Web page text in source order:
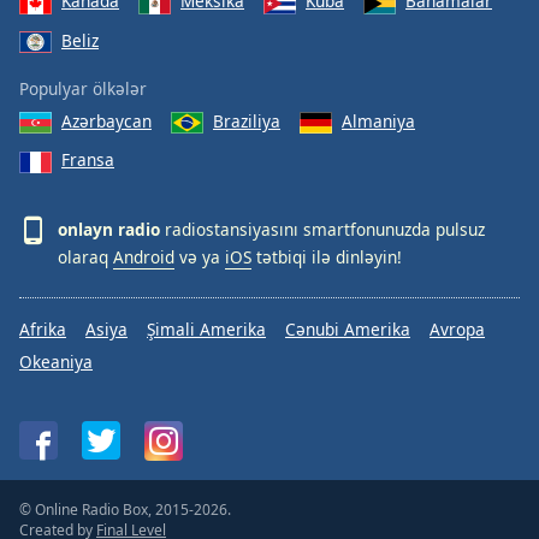
Beliz
Populyar ölkələr
Azərbaycan
Braziliya
Almaniya
Fransa
onlayn radio radiostansiyasını smartfonunuzda pulsuz
olaraq Android və ya iOS tətbiqi ilə dinləyin!
Afrika Asiya Şimali Amerika Cənubi Amerika
Avropa
Okeaniya
© Online Radio Box, 2015-2026.
Created by Final Level